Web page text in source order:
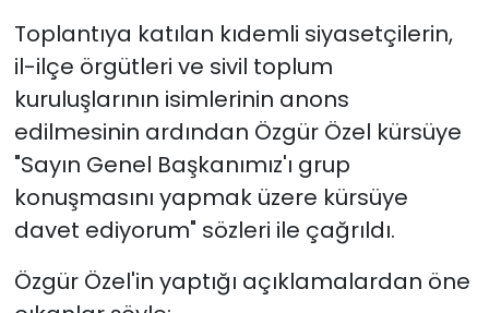
Toplantıya katılan kıdemli siyasetçilerin,
il-ilçe örgütleri ve sivil toplum
kuruluşlarının isimlerinin anons
edilmesinin ardından Özgür Özel kürsüye
"Sayın Genel Başkanımız'ı grup
konuşmasını yapmak üzere kürsüye
davet ediyorum" sözleri ile çağrıldı.
Özgür Özel'in yaptığı açıklamalardan öne